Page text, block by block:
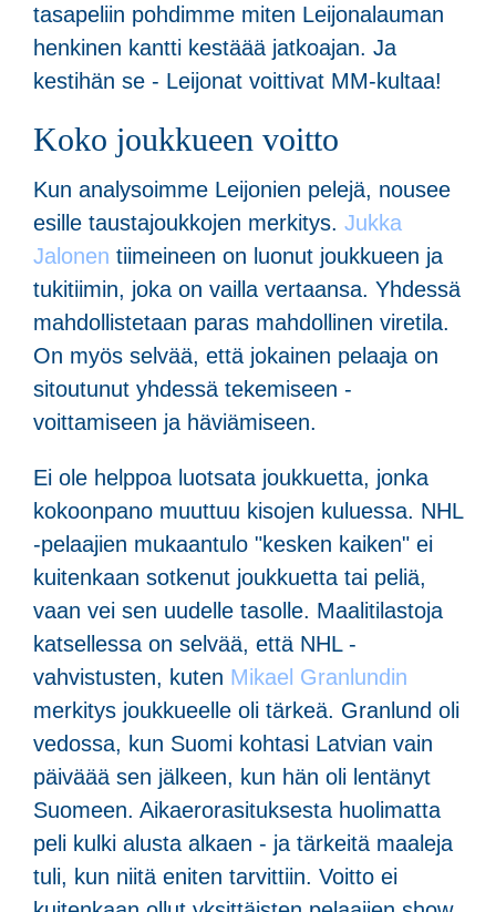
tasapeliin pohdimme miten Leijonalauman
henkinen kantti kestäää jatkoajan. Ja
kestihän se - Leijonat voittivat MM-kultaa!
Koko joukkueen voitto
Kun analysoimme Leijonien pelejä, nousee
esille taustajoukkojen merkitys. Jukka
Jalonen tiimeineen on luonut joukkueen ja
tukitiimin, joka on vailla vertaansa. Yhdessä
mahdollistetaan paras mahdollinen viretila.
On myös selvää, että jokainen pelaaja on
sitoutunut yhdessä tekemiseen -
voittamiseen ja häviämiseen.
Ei ole helppoa luotsata joukkuetta, jonka
kokoonpano muuttuu kisojen kuluessa. NHL
-pelaajien mukaantulo "kesken kaiken" ei
kuitenkaan sotkenut joukkuetta tai peliä,
vaan vei sen uudelle tasolle. Maalitilastoja
katsellessa on selvää, että NHL -
vahvistusten, kuten Mikael Granlundin
merkitys joukkueelle oli tärkeä. Granlund oli
vedossa, kun Suomi kohtasi Latvian vain
päiväää sen jälkeen, kun hän oli lentänyt
Suomeen. Aikaerorasituksesta huolimatta
peli kulki alusta alkaen - ja tärkeitä maaleja
tuli, kun niitä eniten tarvittiin. Voitto ei